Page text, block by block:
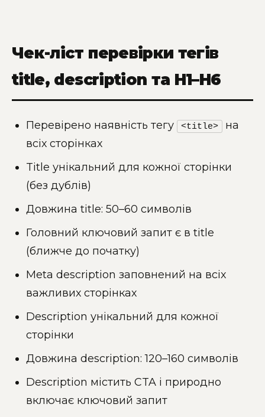
Чек-ліст перевірки тегів
title, description та H1–H6
Перевірено наявність тегу <title>
на
всіх сторінках
Title унікальний для кожної сторінки
(без дублів)
Довжина title: 50–60 символів
Головний ключовий запит є в title
(ближче до початку)
Meta description заповнений на всіх
важливих сторінках
Description унікальний для кожної
сторінки
Довжина description: 120–160 символів
Description містить CTA і природно
включає ключовий запит